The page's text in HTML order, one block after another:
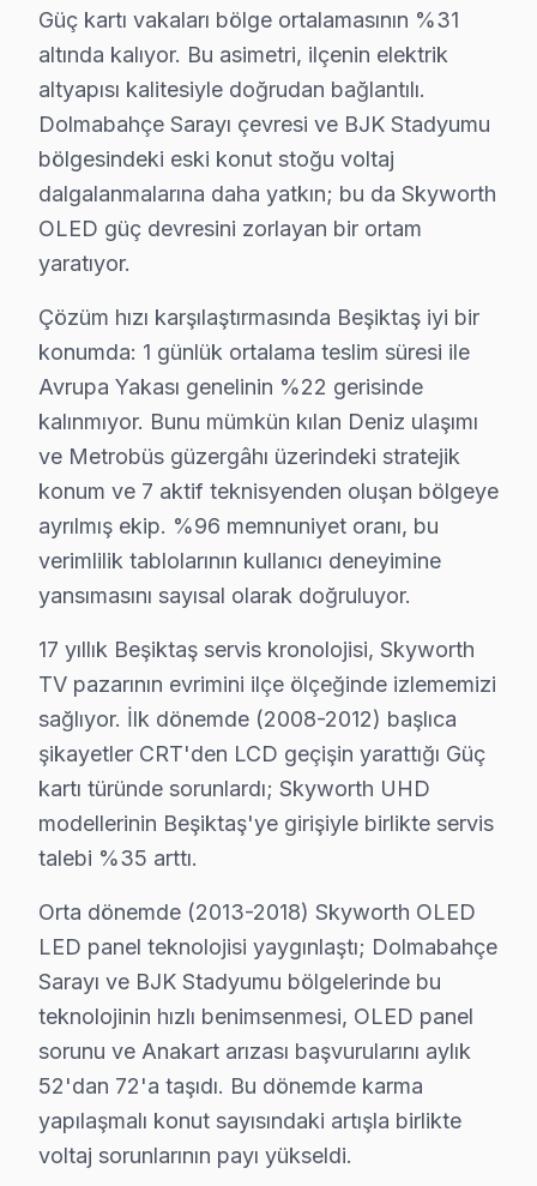
Skyworth Arıza İstatistikleri: Beşiktaş Örneği
Beşiktaş, İstanbul'un kalbinde yer alan, kültürel
Beşiktaş’taki konut yoğunluğu, genellikle apartman
Beşiktaş'taki Skyworth televizyon modellerinin
Somut gözlemler arasında, sıklıkla karşılaşılan
Sonuç olarak, Beşiktaş'ta Skyworth ekran'lere olan
Beşiktaş Demografisi ve Skyworth TV
Beşiktaş'ta Skyworth panel kullanıcılarının
Panel Arızası
: Panel arızaları genellikle ekranın
2. Anakart Sorunu: Anakart sorunları, TV'nin hiç
3.Güç Kartı Arızası: Güç kartı arızaları, cihazın
4.Backlight Problemi: Backlight arızaları, ekranın
5.Yazılım Sorunları: Yazılım güncellemeleri
Bu teknik sorunlar ve maliyetleri, Beşiktaş’taki
Beşiktaş Mahallelerinde Skyworth Servis
Abbasağa'da Skyworth TV Servisi
Abbasağa Mahallesi'nde, elektrik altyapısının
Akatlar'da Skyworth TV Servisi
Arnavutköy'de Skyworth TV Servisi
Arnavutköy Mahallesi’nde, özellikle yerleşim
Balmumcu'da Skyworth TV Servisi
Balmumcu Mahallesi’nde Skyworth televizyon
Bebek'te Skyworth TV Servisi
Bebek Mahallesi'nde, kullanıcılar sıklıkla ekranın
Güç kartı vakaları bölge ortalamasının %31
altında kalıyor. Bu asimetri, ilçenin elektrik
altyapısı kalitesiyle doğrudan bağlantılı.
Dolmabahçe Sarayı çevresi ve BJK Stadyumu
bölgesindeki eski konut stoğu voltaj
dalgalanmalarına daha yatkın; bu da Skyworth
OLED güç devresini zorlayan bir ortam
yaratıyor.
Çözüm hızı karşılaştırmasında Beşiktaş iyi bir
konumda: 1 günlük ortalama teslim süresi ile
Avrupa Yakası genelinin %22 gerisinde
kalınmıyor. Bunu mümkün kılan Deniz ulaşımı
ve Metrobüs güzergâhı üzerindeki stratejik
konum ve 7 aktif teknisyenden oluşan bölgeye
ayrılmış ekip. %96 memnuniyet oranı, bu
verimlilik tablolarının kullanıcı deneyimine
yansımasını sayısal olarak doğruluyor.
17 yıllık Beşiktaş servis kronolojisi, Skyworth
TV pazarının evrimini ilçe ölçeğinde izlememizi
sağlıyor. İlk dönemde (2008-2012) başlıca
şikayetler CRT'den LCD geçişin yarattığı Güç
kartı türünde sorunlardı; Skyworth UHD
modellerinin Beşiktaş'ye girişiyle birlikte servis
talebi %35 arttı.
Orta dönemde (2013-2018) Skyworth OLED
LED panel teknolojisi yaygınlaştı; Dolmabahçe
Sarayı ve BJK Stadyumu bölgelerinde bu
teknolojinin hızlı benimsenmesi, OLED panel
sorunu ve Anakart arızası başvurularını aylık
52'dan 72'a taşıdı. Bu dönemde karma
yapılaşmalı konut sayısındaki artışla birlikte
voltaj sorunlarının payı yükseldi.